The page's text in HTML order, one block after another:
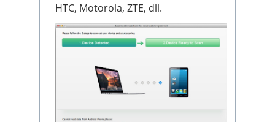
HTC, Motorola, ZTE, dll.